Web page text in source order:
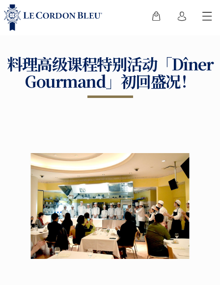
料理高级课程特别活动「Dîner
Gourmand」初回盛况！